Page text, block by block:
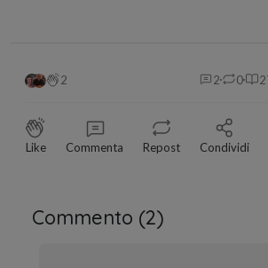
2 2 0
Like Commenta Repost Condividi
Commento (2)